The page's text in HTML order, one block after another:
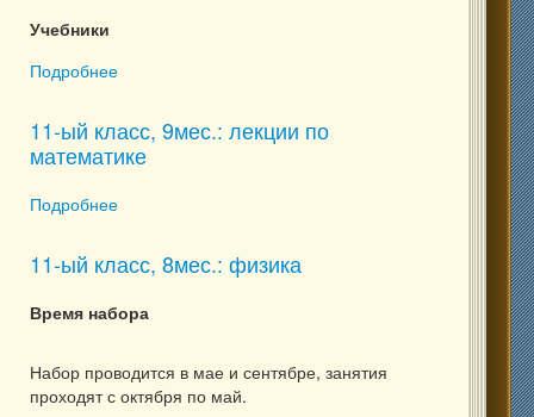
Учебники
Подробнее
11-ый класс, 9мес.: лекции по
математике
Подробнее
11-ый класс, 8мес.: физика
Время набора
Набор проводится в мае и сентябре, занятия
проходят с октября по май.